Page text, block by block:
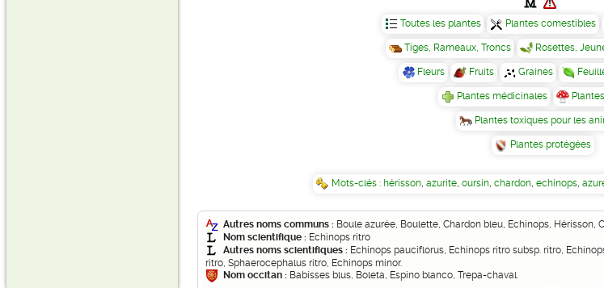
Toutes les plantes Plantes comestibles
Tiges, Rameaux, Troncs Rosettes,
Fleurs Fruits Graines
Plantes médicinales
Plantes toxiques pour les
Plantes protégées
Mots-clés : hérisson, azurite, oursin, chardon, echinops,
Autres noms communs : Boule azurée, Boulette, Chardon bleu, Echinops, Hérisson,
Nom scientifique : Echinops ritro
Autres noms scientifiques : Echinops pauciflorus, Echinops ritro subsp. ritro,
ritro, Sphaerocephalus ritro, Echinops minor.
Nom occitan : Babisses blus, Boleta, Espino blanco, Trepa-chaval.